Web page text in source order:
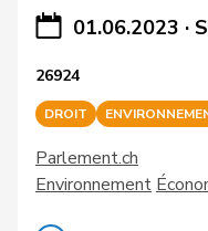
01.06.2023 ·
26924
DROIT
Parlement.ch
Environnement